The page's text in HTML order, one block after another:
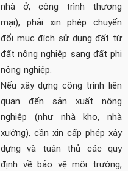
nhà ở, công trình thương
mại), phải xin phép chuyển
đổi mục đích sử dụng đất từ
đất nông nghiệp sang đất phi
nông nghiệp.
Nếu xây dựng công trình liên
quan đến sản xuất nông
nghiệp (như nhà kho, nhà
xưởng), cần xin cấp phép xây
dựng và tuân thủ các quy
định về bảo vệ môi trường,